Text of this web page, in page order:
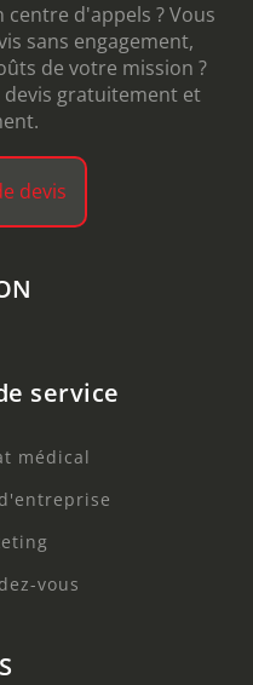
d'appels ? Vous
sans engagement,
de votre mission ?
gratuitement et
devis
service
médical
vous